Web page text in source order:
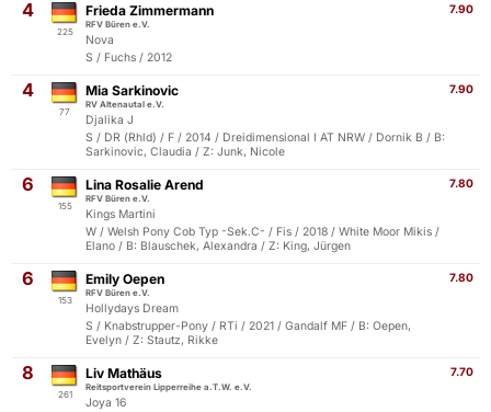
4
225
7.90
Frieda Zimmermann
RFV Büren e.V.
Nova
S / Fuchs / 2012
4
77
7.90
Mia Sarkinovic
RV Altenautal e.V.
Djalika J
S / DR (Rhld) / F / 2014 / Dreidimensional I AT NRW / Dornik B / B:
Sarkinovic, Claudia / Z: Junk, Nicole
6
155
7.80
Lina Rosalie Arend
RFV Büren e.V.
Kings Martini
W / Welsh Pony Cob Typ -Sek.C- / Fis / 2018 / White Moor Mikis /
Elano / B: Blauschek, Alexandra / Z: King, Jürgen
6
153
7.80
Emily Oepen
RFV Büren e.V.
Hollydays Dream
S / Knabstrupper-Pony / RTi / 2021 / Gandalf MF / B: Oepen,
Evelyn / Z: Stautz, Rikke
8
261
7.70
Liv Mathäus
Reitsportverein Lipperreihe a.T.W. e.V.
Joya 16